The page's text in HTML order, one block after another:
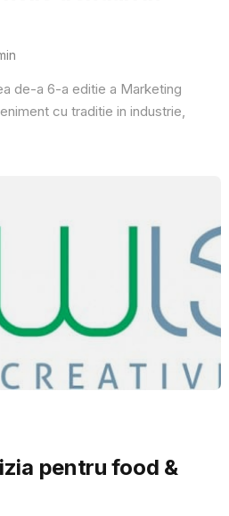
de-a 6-a editie a Marketing
cu traditie in industrie,
pentru food &